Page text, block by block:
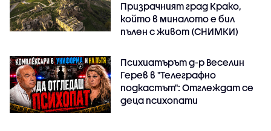
Призрачният град Крако,
който в миналото е бил
пълен с живот (СНИМКИ)
Психиатърът д-р Веселин
Герев в "Телеграфно
подкастът": Отглеждат се
деца психопати